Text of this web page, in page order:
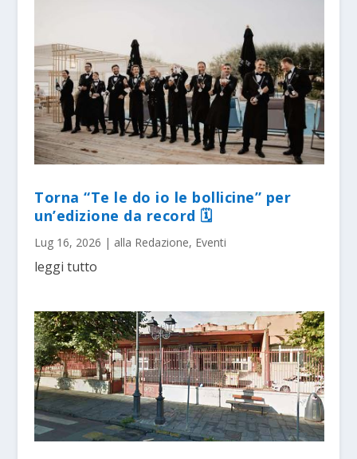
Torna “Te le do io le bollicine” per
un’edizione da record 🗓
Lug 16, 2026 | alla Redazione, Eventi
leggi tutto